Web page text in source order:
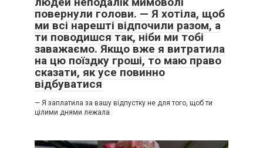
повернули голови. — Я хотіла, щоб
ми всі нарешті відпочили разом, а
ти поводишся так, ніби ми тобі
заважаємо. Якщо вже я витратила
на цю поїздку гроші, то маю право
сказати, як усе повинно
відбуватися
— Я заплатила за вашу відпустку не для того, щоб ти
цілими днями лежала